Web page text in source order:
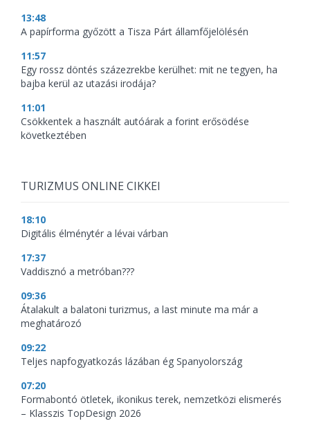
13:48
A papírforma győzött a Tisza Párt államfőjelölésén
11:57
Egy rossz döntés százezrekbe kerülhet: mit ne tegyen, ha
bajba kerül az utazási irodája?
11:01
Csökkentek a használt autóárak a forint erősödése
következtében
TURIZMUS ONLINE CIKKEI
18:10
Digitális élménytér a lévai várban
17:37
Vaddisznó a metróban???
09:36
Átalakult a balatoni turizmus, a last minute ma már a
meghatározó
09:22
Teljes napfogyatkozás lázában ég Spanyolország
07:20
Formabontó ötletek, ikonikus terek, nemzetközi elismerés
– Klasszis TopDesign 2026